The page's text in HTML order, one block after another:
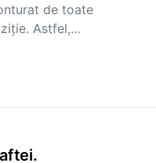
de toate
Astfel,…